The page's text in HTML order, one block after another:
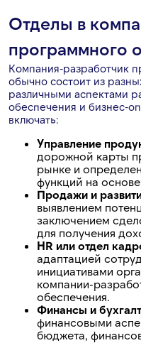
Отделы в
программного
Компания-разработчик
обычно состоит из
различными аспектами
обеспечения и бизнес-
включать:
Управление
дорожной карты
рынке и
функций на
Продажи и
выявлением
заключением
для получения
HR или отдел
адаптацией
инициативами
компании-
обеспечения.
Финансы и
финансовыми
бюджета,